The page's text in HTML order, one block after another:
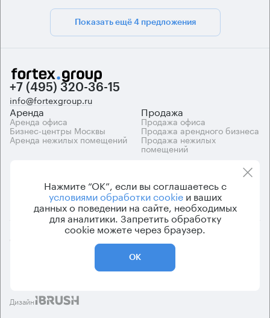
Показать ещё 4 предложения
+7 (495) 320-36-15
info@fortexgroup.ru
Аренда
Аренда офиса
Бизнес-центры Москвы
Аренда нежилых помещений
Продажа
Продажа офиса
Продажа арендного бизнеса
Продажа нежилых
помещений
Каталог бизнес-центров О компании
Вакансии
Контакты
© 2026 Fortex.Group. ООО «АРЕНДА ОФИСА», ОГРН 1177746948686,
Политика конфиденциальности
Дизайн
Нажмите “ОК”, если вы соглашаетесь с
условиями обработки cookieи ваших
данных о поведении на сайте, необходимых
для аналитики. Запретить обработку
cookie можете через браузер.
ОК